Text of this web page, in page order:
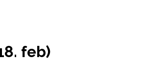
feb)